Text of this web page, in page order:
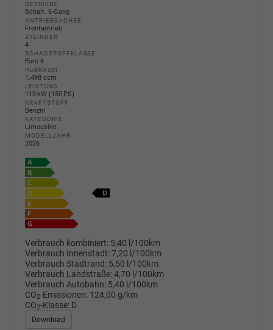
GETRIEBE
Schalt. 6-Gang
ANTRIEBSACHSE
Frontantrieb
ZYLINDER
4
SCHADSTOFFKLASSE
Euro 6
HUBRAUM
1.498 ccm
LEISTUNG
110 kW (150 PS)
KRAFTSTOFF
Benzin
KATEGORIE
Limousine
MODELLJAHR
2026
Verbrauch kombiniert: 5,40 l/100km
Verbrauch Innenstadt:7,20 l/100km
Verbrauch Stadtrand: 5,50 l/100km
Verbrauch Landstraße:4,70 l/100km
Verbrauch Autobahn: 5,40 l/100km
CO2-Emissionen: 124,00 g/km
CO2-Klasse: D
Download